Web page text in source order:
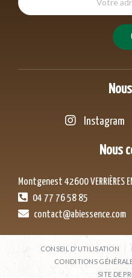
Instagram
Nous
Montgenest 42600 VERRIÈRES
04 77 76 58 85
contact@abiessence.com
CONSEIL D'UTILISATION
CONDITIONS
SITE DE